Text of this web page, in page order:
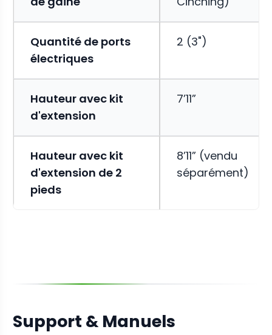
Quantité de ports
électriques
2 (3")
Hauteur avec kit
d'extension
7’11”
Hauteur avec kit
d'extension de 2
pieds
8’11” (vendu
séparément)
Support & Manuels